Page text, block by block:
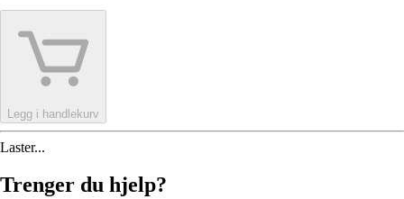
Legg i handlekurv
Laster...
Trenger du hjelp?